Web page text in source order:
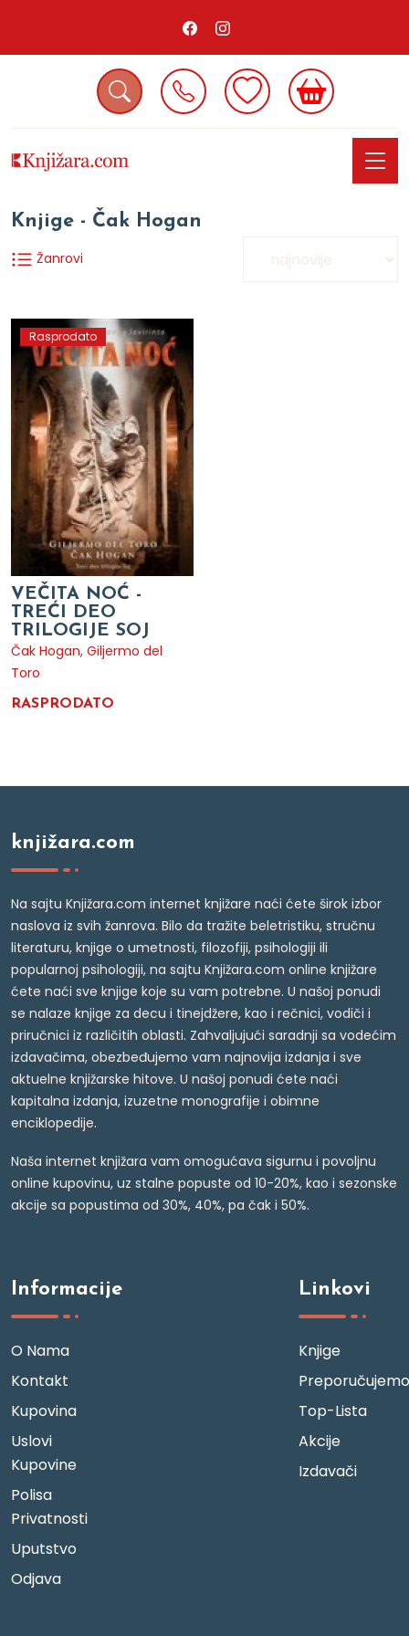
Knjige - Čak Hogan
Žanrovi
Rasprodato
VEČITA NOĆ -
TREĆI DEO
TRILOGIJE SOJ
Čak Hogan, Giljermo del
Toro
RASPRODATO
knjižara.com
Na sajtu Knjižara.com internet knjižare naći ćete širok izbor
naslova iz svih žanrova. Bilo da tražite beletristiku, stručnu
literaturu, knjige o umetnosti, filozofiji, psihologiji ili
popularnoj psihologiji, na sajtu Knjižara.com online knjižare
ćete naći sve knjige koje su vam potrebne. U našoj ponudi
se nalaze knjige za decu i tinejdžere, kao i rečnici, vodiči i
priručnici iz različitih oblasti. Zahvaljujući saradnji sa vodećim
izdavačima, obezbeđujemo vam najnovija izdanja i sve
aktuelne knjižarske hitove. U našoj ponudi ćete naći
kapitalna izdanja, izuzetne monografije i obimne
enciklopedije.
Naša internet knjižara vam omogućava sigurnu i povoljnu
online kupovinu, uz stalne popuste od 10-20%, kao i sezonske
akcije sa popustima od 30%, 40%, pa čak i 50%.
Informacije
O Nama
Kontakt
Kupovina
Uslovi
Kupovine
Polisa
Privatnosti
Uputstvo
Odjava
Linkovi
Knjige
Preporučujemo
Top-Lista
Akcije
Izdavači